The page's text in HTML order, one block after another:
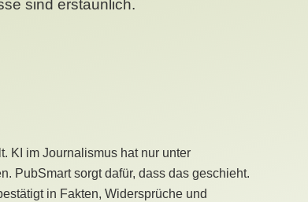
sind erstaunlich.
KI im Journalismus hat nur unter
PubSmart sorgt dafür, dass das geschieht.
in Fakten, Widersprüche und